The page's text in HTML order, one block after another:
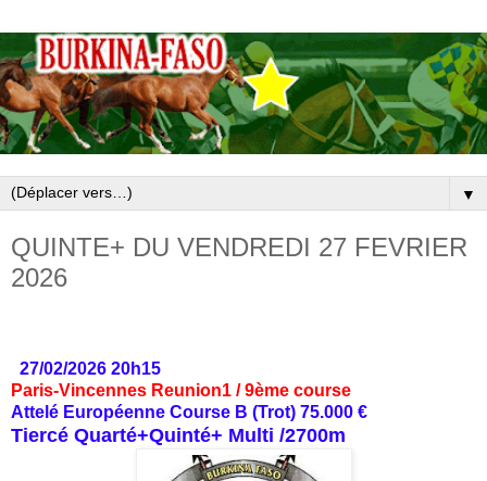
▼
QUINTE+ DU VENDREDI 27 FEVRIER
2026
27/02/2026 20h15
Paris-Vincennes Reunion1 / 9ème course
Attelé Européenne Course B (Trot) 75.000 €
Tiercé Quarté+Quinté+ Multi /2700m